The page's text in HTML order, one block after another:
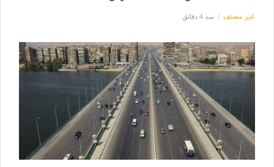
غير مصنف منذ 4 دقائق